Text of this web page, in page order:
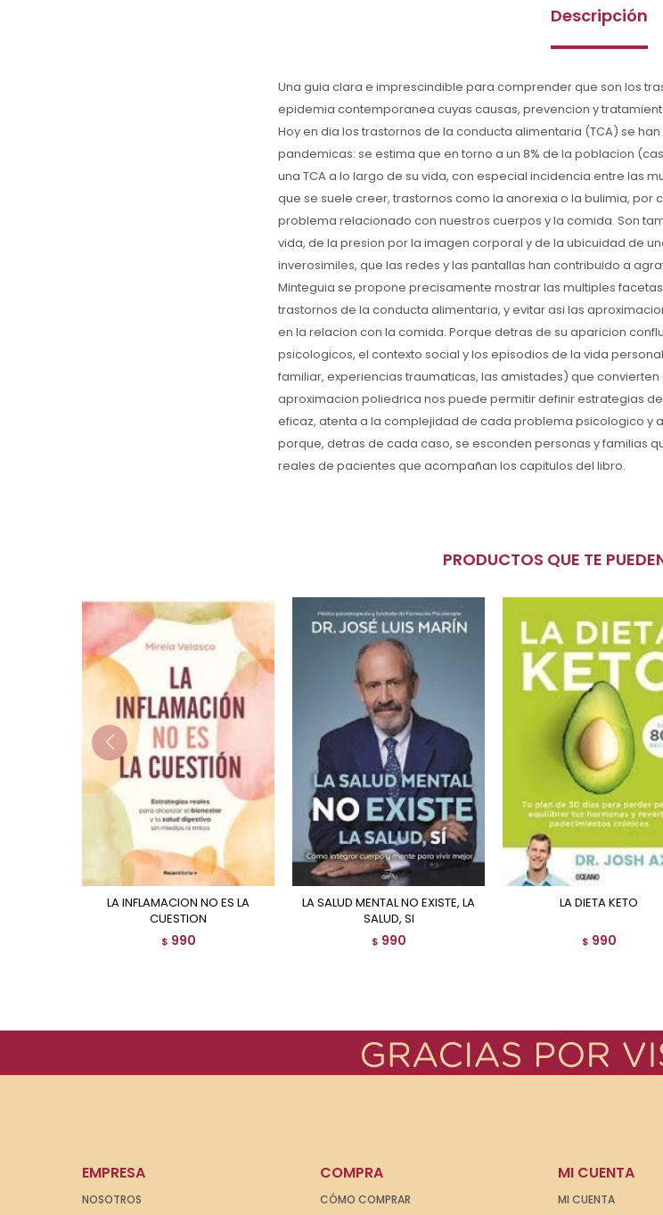
Descripción
Una guia clara e imprescindible para comprender que son los
epidemia contemporanea cuyas causas, prevencion y
Hoy en dia los trastornos de la conducta alimentaria (TCA) se
pandemicas: se estima que en torno a un 8% de la poblacion
una TCA a lo largo de su vida, con especial incidencia entre las
que se suele creer, trastornos como la anorexia o la bulimia, por
problema relacionado con nuestros cuerpos y la comida. Son
vida, de la presion por la imagen corporal y de la ubicuidad de
inverosimiles, que las redes y las pantallas han contribuido a
Minteguia se propone precisamente mostrar las multiples
trastornos de la conducta alimentaria, y evitar asi las
en la relacion con la comida. Porque detras de su aparicion
psicologicos, el contexto social y los episodios de la vida
familiar, experiencias traumaticas, las amistades) que
aproximacion poliedrica nos puede permitir definir estrategias
eficaz, atenta a la complejidad de cada problema psicologico y
porque, detras de cada caso, se esconden personas y familias
reales de pacientes que acompañan los capitulos del libro.
PRODUCTOS QUE TE
LA INFLAMACION NO ES LA
CUESTION
$ 990
LA SALUD MENTAL NO EXISTE, LA
SALUD, SI
$ 990
LA DIETA KETO
$ 990
EMPRESA
NOSOTROS
COMPRA
CÓMO COMPRAR
MI CUENTA
MI CUENTA